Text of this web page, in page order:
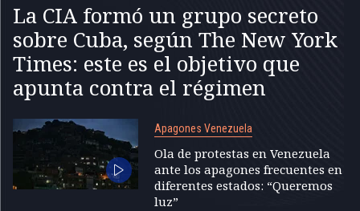
La CIA formó un grupo secreto
sobre Cuba, según The New York
Times: este es el objetivo que
apunta contra el régimen
Apagones Venezuela
Ola de protestas en Venezuela
ante los apagones frecuentes en
diferentes estados: “Queremos
luz”